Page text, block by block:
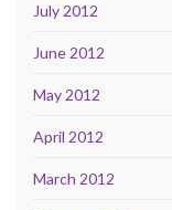
July 2012
June 2012
May 2012
April 2012
March 2012